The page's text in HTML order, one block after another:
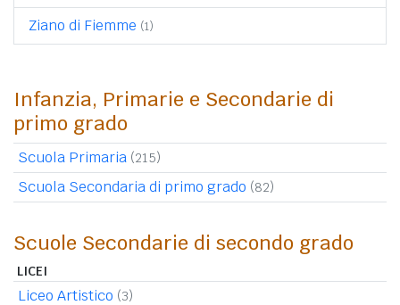
Ziano di Fiemme (1)
Infanzia, Primarie e Secondarie di
primo grado
Scuola Primaria (215)
Scuola Secondaria di primo grado (82)
Scuole Secondarie di secondo grado
LICEI
Liceo Artistico (3)